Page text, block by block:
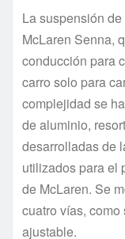
La suspensión
McLaren Senna,
conducción para
carro solo para
complejidad se
de aluminio,
desarrolladas de
utilizados para el
de McLaren. Se
cuatro vías,
ajustable.